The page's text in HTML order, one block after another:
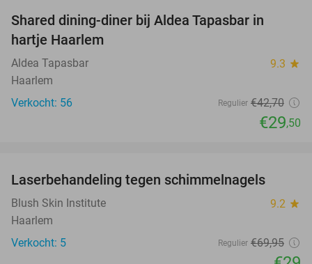
Shared dining-diner bij Aldea Tapasbar in
hartje Haarlem
Aldea Tapasbar 9.3 star
Haarlem
Verkocht: 56
Regulier €42,70
€29,50
Laserbehandeling tegen schimmelnagels
Blush Skin Institute 9.2 star
Haarlem
Verkocht: 5
Regulier €69,95